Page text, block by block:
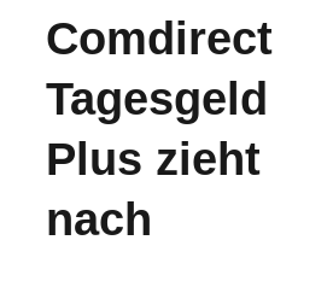
Comdirect
Tagesgeld
Plus zieht
nach